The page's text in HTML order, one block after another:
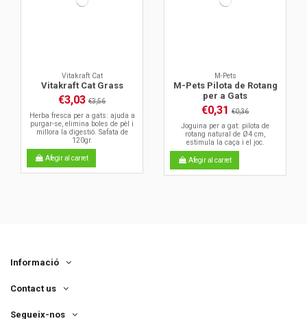
Vitakraft Cat
Vitakraft Cat Grass
€3,03 €3,56
Herba fresca per a gats: ajuda a
purgar-se, elimina boles de pèl i
millora la digestió. Safata de
120gr.
Afegir al carret
M-Pets
M-Pets Pilota de Rotang
per a Gats
€0,31 €0,36
Joguina per a gat: pilota de
rotang natural de Ø4 cm,
estimula la caça i el joc.
Afegir al carret
Informació
Contact us
Segueix-nos